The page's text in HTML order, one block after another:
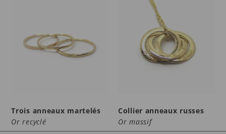
Trois anneaux martelés
Or recyclé
Collier anneaux russes
Or massif